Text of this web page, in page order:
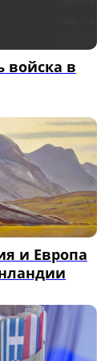
войска в
и Европа